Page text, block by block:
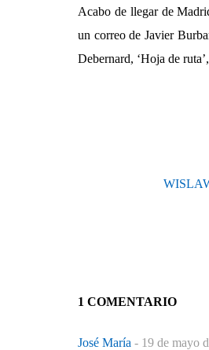
Acabo de llegar de
un correo de Javier
Debernard, ‘Hoja de
1 COMENTARIO
José María - 19 de mayo